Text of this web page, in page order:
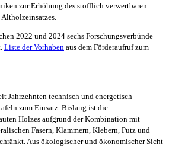
zur Erhöhung des stofflich verwertbaren
2022 und 2024 sechs Forschungsverbünde
Liste der Vorhaben aus dem Förderaufruf zum
Jahrzehnten technisch und energetisch
zum Einsatz. Bislang ist die
Holzes aufgrund der Kombination mit
Fasern, Klammern, Klebern, Putz und
Aus ökologischer und ökonomischer Sicht